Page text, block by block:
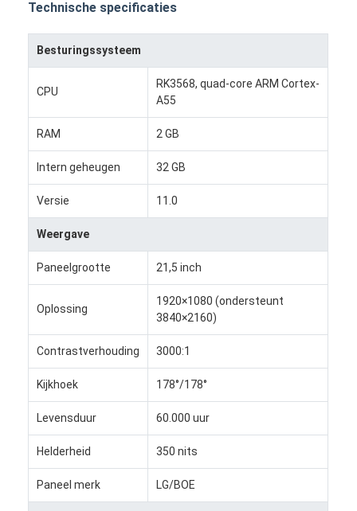
Thuis
Producten
Over Ons
Technische specificaties
Besturingssysteem
CPU
RK3568, quad-core ARM Cortex-
A55
RAM 2 GB
Intern geheugen 32 GB
Versie 11.0
Weergave
Paneelgrootte 21,5 inch
Oplossing
1920×1080 (ondersteunt
3840×2160)
Contrastverhouding 3000:1
Kijkhoek 178°/178°
Levensduur 60.000 uur
Helderheid 350 nits
Paneel merk LG/BOE